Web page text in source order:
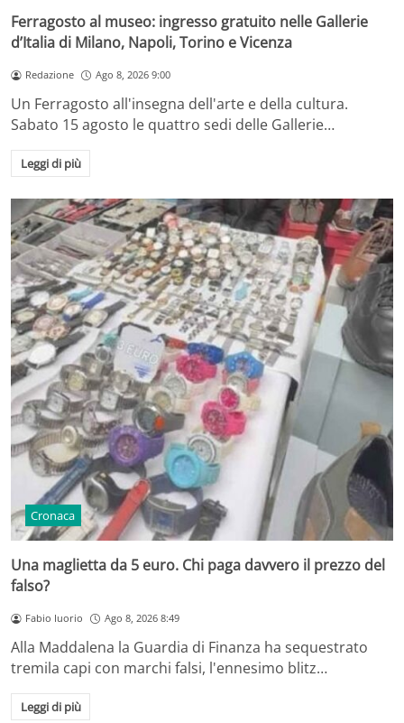
Ferragosto al museo: ingresso gratuito nelle Gallerie
d’Italia di Milano, Napoli, Torino e Vicenza
Redazione Ago 8, 2026 9:00
Un Ferragosto all'insegna dell'arte e della cultura.
Sabato 15 agosto le quattro sedi delle Gallerie…
Leggi di più
Cronaca
Una maglietta da 5 euro. Chi paga davvero il prezzo del
falso?
Fabio Iuorio Ago 8, 2026 8:49
Alla Maddalena la Guardia di Finanza ha sequestrato
tremila capi con marchi falsi, l'ennesimo blitz…
Leggi di più